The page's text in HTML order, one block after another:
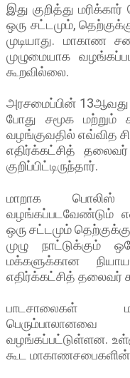
இது குறித்து
ஒரு சட்டமும்,
முடியாது. மாகாண
முழுமையாக
கூறவில்லை.
அரசமைப்பின் 13ஆவது
போது சமூக மற்றும்
வழங்குவதில் எவ்வித
எதிர்க்கட்சித்
குறிப்பிட்டிருந்தார்.
மாறாக பொலிஸ்
வழங்கப்படவேண்டும்
ஒரு சட்டமும்
முழு நாட்டுக்கும்
மக்களுக்கான
எதிர்க்கட்சித் தலைவர்
பாடசாலைகள்
வழங்கப்பட்டுள்ளன.
கூட